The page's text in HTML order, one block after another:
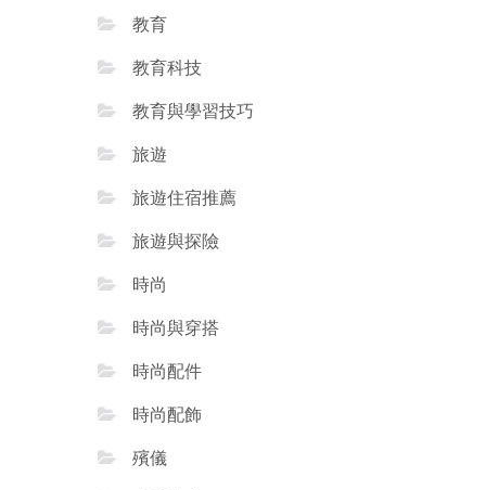
教育
教育科技
教育與學習技巧
旅遊
旅遊住宿推薦
旅遊與探險
時尚
時尚與穿搭
時尚配件
時尚配飾
殯儀